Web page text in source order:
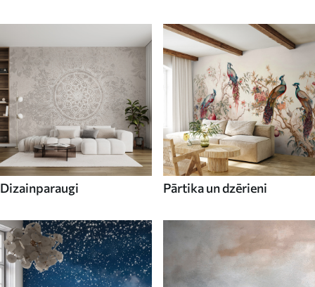
Dizainparaugi Pārtika un dzērieni